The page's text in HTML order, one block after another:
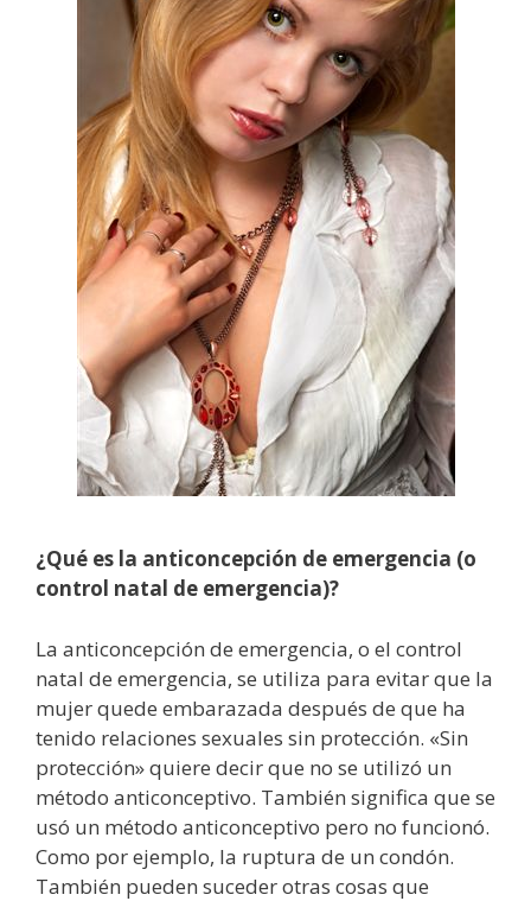
¿Qué es la anticoncepción de emergencia (o
control natal de emergencia)?
La anticoncepción de emergencia, o el control
natal de emergencia, se utiliza para evitar que la
mujer quede embarazada después de que ha
tenido relaciones sexuales sin protección. «Sin
protección» quiere decir que no se utilizó un
método anticonceptivo. También significa que se
usó un método anticonceptivo pero no funcionó.
Como por ejemplo, la ruptura de un condón.
También pueden suceder otras cosas que